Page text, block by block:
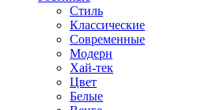
Стиль
Классические
Современные
Модерн
Хай-тек
Цвет
Белые